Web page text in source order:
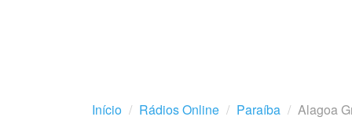
Início Rádios Online Paraíba Alagoa